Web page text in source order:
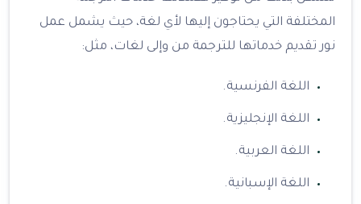
المختلفة التي يحتاجون إليها لأي لغة، حيث يشمل عمل
نور تقديم خدماتها للترجمة من وإلى لغات، مثل:
اللغة الفرنسية.
اللغة الإنجليزية.
اللغة العربية.
اللغة الإسبانية.